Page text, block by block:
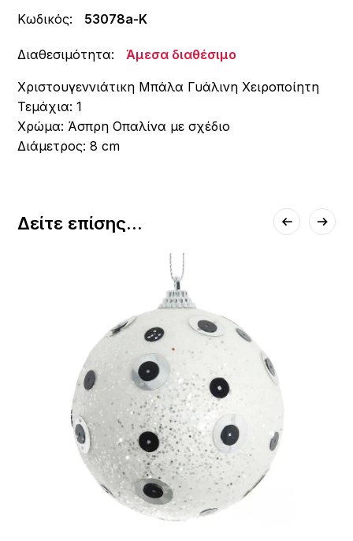
Κωδικός: 53078a-Κ
Διαθεσιμότητα: Άμεσα διαθέσιμο
Χριστουγεννιάτικη Μπάλα Γυάλινη Χειροποίητη
Τεμάχια: 1
Xρώμα: Άσπρη Οπαλίνα με σχέδιο
Διάμετρος: 8 cm
Δείτε επίσης...